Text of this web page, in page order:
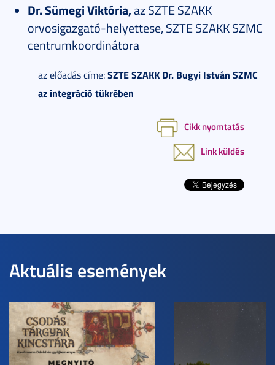
Dr. Sümegi Viktória,az SZTE SZAKK
orvosigazgató-helyettese, SZTE SZAKK SZMC
centrumkoordinátora
az előadás címe:SZTE SZAKK Dr. Bugyi István SZMC
az integráció tükrében
Cikk nyomtatás
Link küldés
Aktuális események